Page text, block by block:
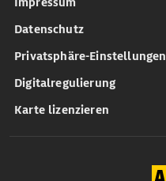
Datenschutz
Privatsphäre-Einstellungen
Digitalregulierung
Karte lizenzieren